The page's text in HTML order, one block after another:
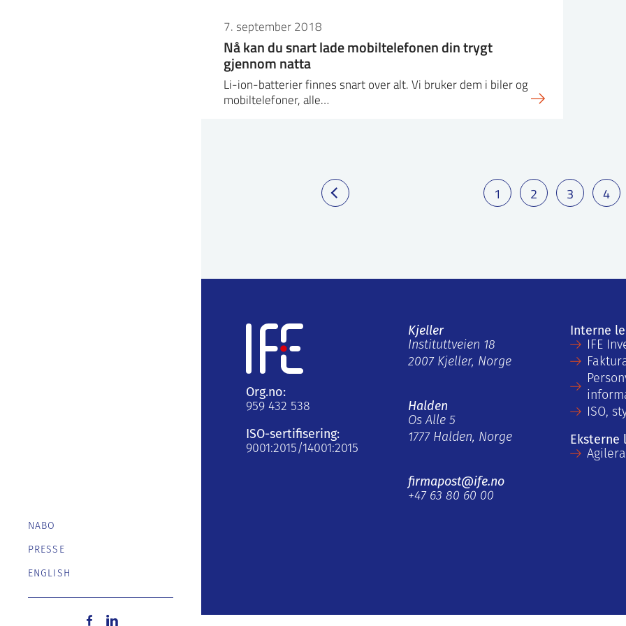
NABO
PRESSE
ENGLISH
7. september 2018
Nå kan du snart lade mobiltelefonen din trygt
gjennom natta
Li-ion-batterier finnes snart over alt. Vi bruker dem i biler og
mobiltelefoner, alle…
1 2 3 4
Org.no:
959 432 538
ISO-sertifisering:
9001:2015/14001:2015
Kjeller
Instituttveien 18
2007 Kjeller, Norge
Halden
Os Alle 5
1777 Halden, Norge
firmapost@ife.no
+47 63 80 60 00
Interne
IFE
ISO,
Eksterne